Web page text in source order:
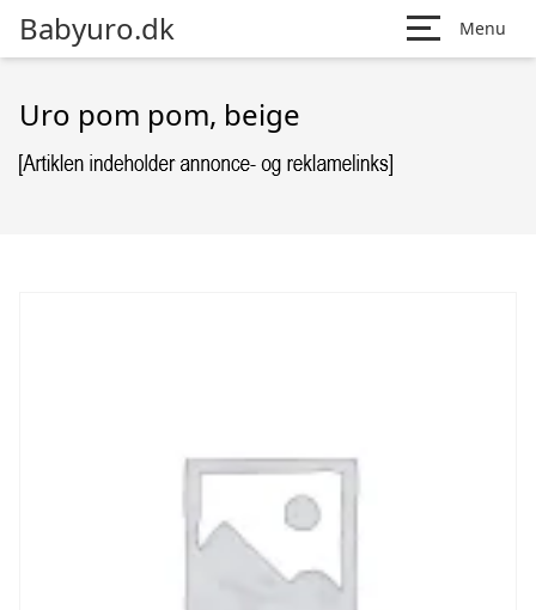
Babyuro.dk Menu
Uro pom pom, beige